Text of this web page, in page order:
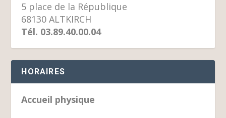
5 place de la République
68130 ALTKIRCH
Tél. 03.89.40.00.04
HORAIRES
Accueil physique